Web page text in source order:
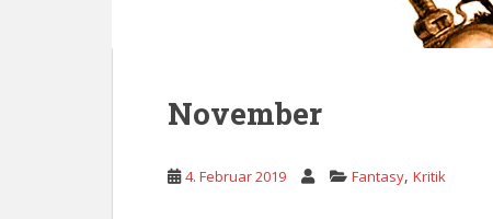
November
4. Februar 2019 Fantasy, Kritik